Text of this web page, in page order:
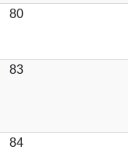
80
83
84